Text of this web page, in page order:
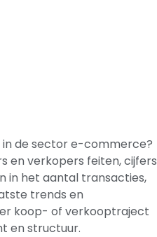
in de sector e-commerce?
en verkopers feiten, cijfers
in het aantal transacties,
trends en
koop- of verkooptraject
en structuur.